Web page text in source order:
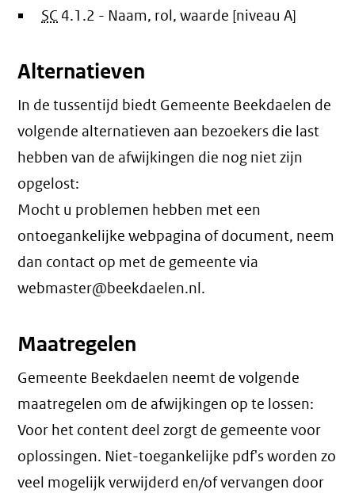
SC 4.1.2 - Naam, rol, waarde [niveau A]
Alternatieven
In de tussentijd biedt Gemeente Beekdaelen de
volgende alternatieven aan bezoekers die last
hebben van de afwijkingen die nog niet zijn
opgelost:
Mocht u problemen hebben met een
ontoegankelijke webpagina of document, neem
dan contact op met de gemeente via
webmaster@beekdaelen.nl.
Maatregelen
Gemeente Beekdaelen neemt de volgende
maatregelen om de afwijkingen op te lossen:
Voor het content deel zorgt de gemeente voor
oplossingen. Niet-toegankelijke pdf's worden zo
veel mogelijk verwijderd en/of vervangen door